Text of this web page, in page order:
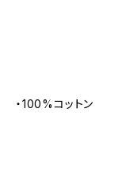
・100%コットン